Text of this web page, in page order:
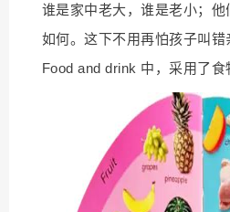
谁是家中老大，谁是老小；
如何。这下不用再怕孩子叫错
Food and drink 中，采用了食